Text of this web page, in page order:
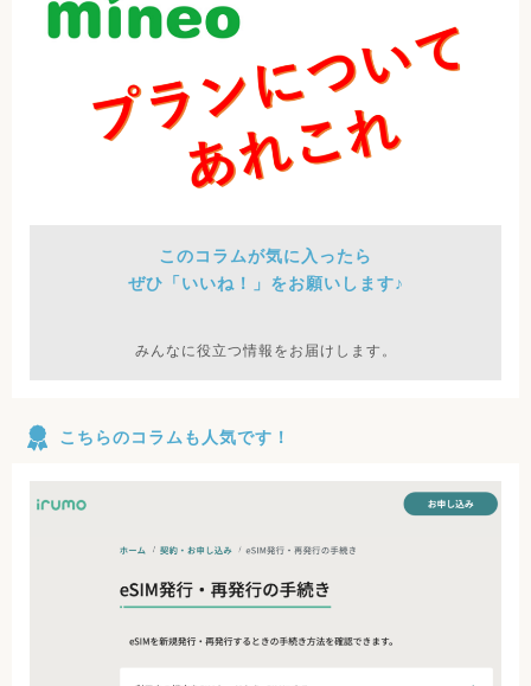
このコラムが気に入ったら
ぜひ「いいね！」をお願いします♪
みんなに役立つ情報をお届けします。
こちらのコラムも人気です！